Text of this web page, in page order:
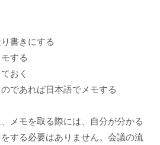
書きにする
する
おく
であれば日本語でメモする
メモを取る際には、自分が分かる
する必要はありません。会議の流